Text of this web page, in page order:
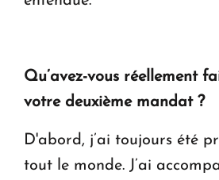
Qu’avez-vous réellement
votre deuxième mandat ?
D'abord, j’ai toujours été
tout le monde. J’ai